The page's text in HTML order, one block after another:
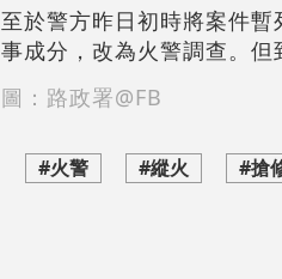
至於警方昨日初時將案件
事成分，改為火警調查。但
圖：路政署@FB
#火警 #縱火 #搶